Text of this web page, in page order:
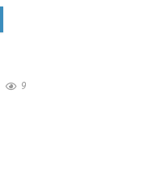
9